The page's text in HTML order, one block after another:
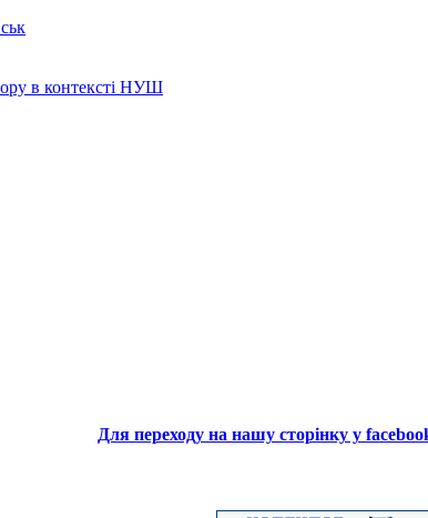
в контексті НУШ
Для переходу на нашу сторінку у